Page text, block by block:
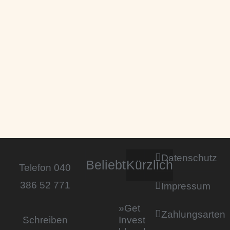
Telefon 040
386 52 771
Schreiben
BeliebtKürzlich
»Get
Invested by
Datenschutz
Impressum
Zahlungsarten